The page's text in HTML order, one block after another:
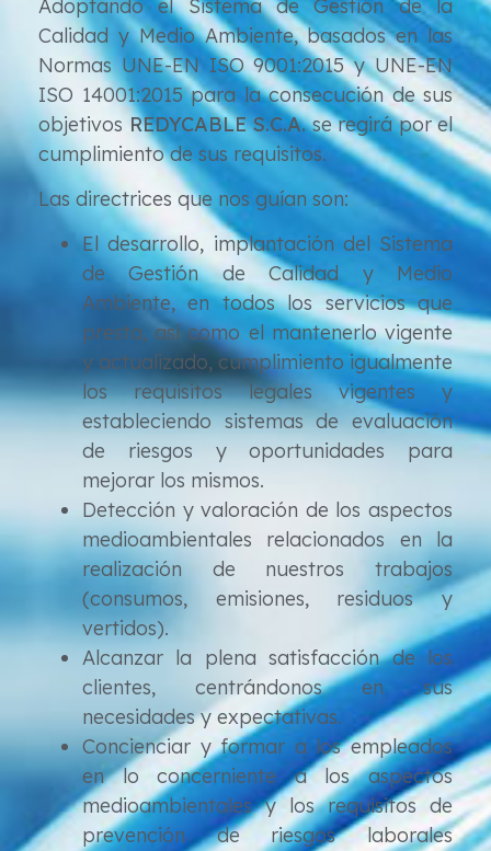
Adoptando el Sistema de Gestión de la
Calidad y Medio Ambiente, basados en las
Normas UNE-EN ISO 9001:2015 y UNE-EN
ISO 14001:2015 para la consecución de sus
objetivosREDYCABLE S.C.A.se regirá por el
cumplimiento de sus requisitos.
Las directrices que nos guían son:
El desarrollo, implantación del Sistema
de Gestión de Calidad y Medio
Ambiente, en todos los servicios que
presta, así como el mantenerlo vigente
y actualizado, cumplimiento igualmente
los requisitos legales vigentes y
estableciendo sistemas de evaluación
de riesgos y oportunidades para
mejorar los mismos.
Detección y valoración de los aspectos
medioambientales relacionados en la
realización de nuestros trabajos
(consumos, emisiones, residuos y
vertidos).
Alcanzar la plena satisfacción de los
clientes, centrándonos en sus
necesidades y expectativas.
Concienciar y formar a los empleados
en lo concerniente a los aspectos
medioambientales y los requisitos de
prevención de riesgos laborales